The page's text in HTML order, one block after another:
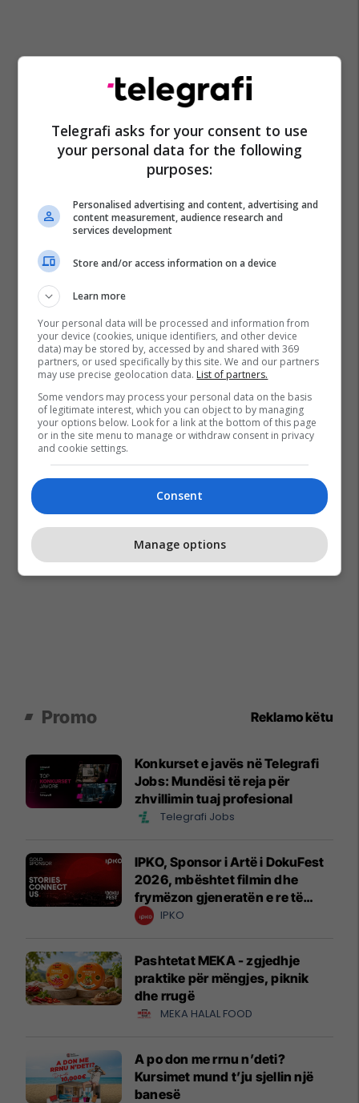
Simone Inzaghi
Feyenoord Rotterdam
Liga E Kampionëve
Inter
Promo Reklamo këtu
Konkurset e javës në Telegrafi
Jobs: Mundësi të reja për
zhvillimin tuaj profesional
Telegrafi Jobs
IPKO, Sponsor i Artë i DokuFest
2026, mbështet filmin dhe
frymëzon gjeneratën e re të
krijuesve
IPKO
Pashtetat MEKA - zgjedhje
praktike për mëngjes, piknik
dhe rrugë
MEKA HALAL FOOD
A po don me rrnu n’deti?
Kursimet mund t’ju sjellin një
banesë
Telegrafi asks for your consent to use
your personal data for the following
purposes:
Personalised advertising and content, advertising and
content measurement, audience research and
services development
Store and/or access information on a device
Learn more
Your personal data will be processed and information from
your device (cookies, unique identifiers, and other device
data) may be stored by, accessed by and shared with 369
partners, or used specifically by this site. We and our partners
may use precise geolocation data. List of partners.
Some vendors may process your personal data on the basis
of legitimate interest, which you can object to by managing
your options below. Look for a link at the bottom of this page
or in the site menu to manage or withdraw consent in privacy
and cookie settings.
Consent
Manage options